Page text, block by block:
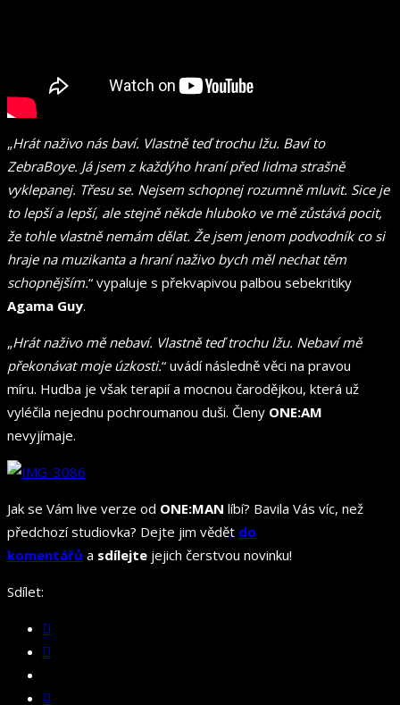
„Hrát naživo nás baví. Vlastně teď trochu lžu. Baví to
ZebraBoye. Já jsem z každýho hraní před lidma strašně
vyklepanej. Třesu se. Nejsem schopnej rozumně mluvit. Sice je
to lepší a lepší, ale stejně někde hluboko ve mě zůstává pocit,
že tohle vlastně nemám dělat. Že jsem jenom podvodník co si
hraje na muzikanta a hraní naživo bych měl nechat těm
schopnějším.“ vypaluje s překvapivou palbou sebekritiky
Agama Guy.
„Hrát naživo mě nebaví. Vlastně teď trochu lžu. Nebaví mě
překonávat moje úzkosti.“ uvádí následně věci na pravou
míru. Hudba je však terapií a mocnou čarodějkou, která už
vyléčila nejednu pochroumanou duši. Členy ONE:AM
nevyjímaje.
Jak se Vám live verze od ONE:MAN líbí? Bavila Vás víc, než
předchozí studiovka? Dejte jim vědět do
komentářů a sdílejte jejich čerstvou novinku!
Sdílet: